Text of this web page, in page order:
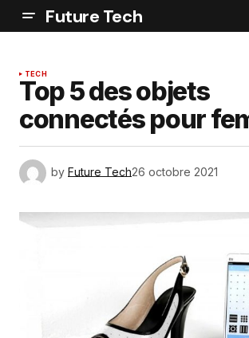
Future Tech
TECH
Top 5 des objets
connectés pour
by Future Tech26 octobre 2021